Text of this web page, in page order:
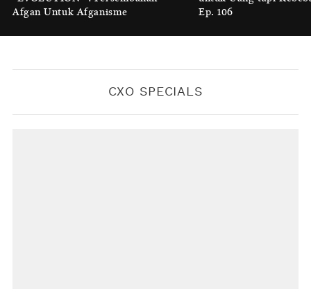
Melindungi
Afgan Untuk Afganisme
Ep. 106
CXO SPECIALS